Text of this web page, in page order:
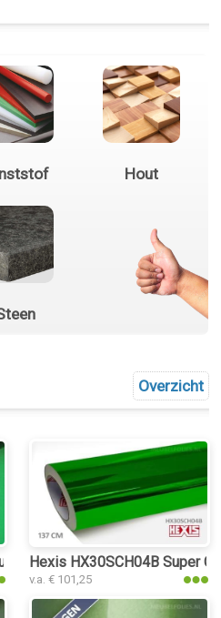
Hout
Overzicht
Hexis HX30SCH04B Super
v.a. € 101,25